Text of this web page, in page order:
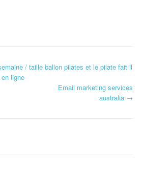
/ taille ballon pilates et le pilate fait il
ligne
Email marketing services
australia →